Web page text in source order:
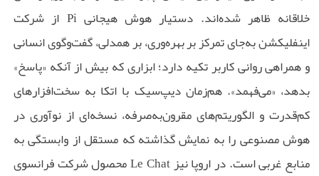
خلاقانه ظاهر شده‌اند. دستیار هوش هیجانی Pi از شرکت
اینفلیکشن به‌جای تمرکز بر بهره‌وری، بر همدلی، گفت‌وگوی انسانی
و همراهی روانی کاربر تکیه دارد؛ ابزاری که بیش از آنکه «پاسخ»
بدهد، «می‌فهمد». هم‌زمان دیپ‌سیک با اتکا به سخت‌افزارهای
کم‌قدرت و الگوریتم‌های مقرون‌به‌صرفه، نسخه‌ای از نوآوری در
هوش مصنوعی را به نمایش گذاشته که مستقل از وابستگی به
منابع غربی است. در اروپا نیز Le Chat محصول شرکت فرانسوی